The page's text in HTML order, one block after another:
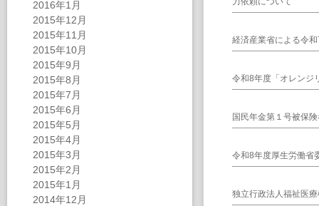
2016年1月
2015年12月
2015年11月
2015年10月
2015年9月
2015年8月
2015年7月
2015年6月
2015年5月
2015年4月
2015年3月
2015年2月
2015年1月
2014年12月
経済産業省による令
令和8年度「オレンジ
国民年金第１号被保
令和8年度厚生労働省
独立行政法人福祉医